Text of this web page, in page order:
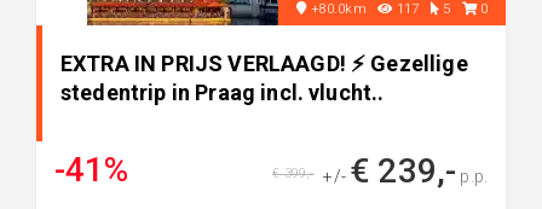
+80.0km 117 5 0
EXTRA IN PRIJS VERLAAGD! ⚡️ Gezellige
stedentrip in Praag incl. vlucht..
-41% +/- € 239,- p.p.
€ 399,-